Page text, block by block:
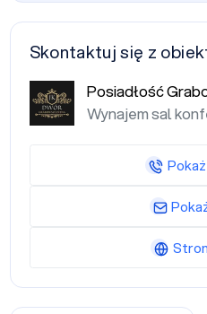
Skontaktuj się z
Posiadłość
Wynajem sal